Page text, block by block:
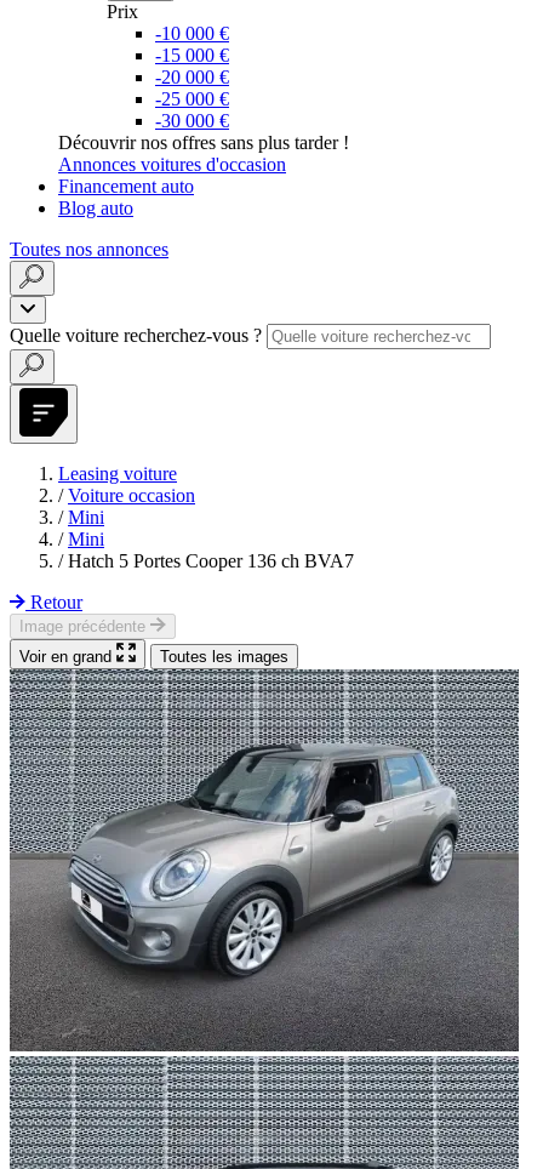
Prix
-10 000 €
-15 000 €
-20 000 €
-25 000 €
-30 000 €
Découvrir nos offres sans plus tarder !
Annonces voitures d'occasion
Financement auto
Blog auto
Toutes nos annonces
Quelle voiture recherchez-vous ?
Leasing voiture
/ Voiture occasion
/ Mini
/ Mini
/ Hatch 5 Portes Cooper 136 ch BVA7
Retour
Image précédente
Voir en grand
Toutes les images